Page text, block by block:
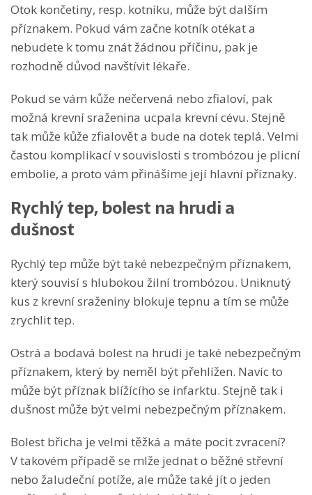
Otok končetiny, resp. kotníku, může být dalším
příznakem. Pokud vám začne kotník otékat a
nebudete k tomu znát žádnou příčinu, pak je
rozhodně důvod navštívit lékaře.
Pokud se vám kůže nečervená nebo zfialoví, pak
možná krevní sraženina ucpala krevní cévu. Stejně
tak může kůže zfialovět a bude na dotek teplá. Velmi
častou komplikací v souvislosti s trombózou je plicní
embolie, a proto vám přinášíme její hlavní příznaky.
Rychlý tep, bolest na hrudi a
dušnost
Rychlý tep může být také nebezpečným příznakem,
který souvisí s hlubokou žilní trombózou. Uniknutý
kus z krevní sraženiny blokuje tepnu a tím se může
zrychlit tep.
Ostrá a bodavá bolest na hrudi je také nebezpečným
příznakem, který by neměl být přehlížen. Navíc to
může být příznak blížícího se infarktu. Stejně tak i
dušnost může být velmi nebezpečným příznakem.
Bolest břicha je velmi těžká a máte pocit zvracení?
V takovém případě se mlže jednat o běžné střevní
nebo žaludeční potíže, ale může také jít o jeden